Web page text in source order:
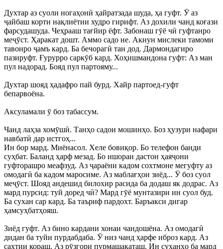
Духтар аз суоли ногаҳонӣ ҳайратзада шуда, ҳа гуфт. Ӯ аз
ҷайбаш корти нақлиётии худро гирифт. Аз дохили чанд коғази
фарсудашуда. Чеҳрааш тағйир ёфт. Забонаш гӯё чӣ гуфтанро
меҷӯст. Ҳаракат дошт. Аммо садо не. Акнун мислеки тамоми
тавонро ҷамъ кард. Ба бечорагӣ тан дод. Дармондагиро
пазируфт. Ғурурро саркӯб кард. Хоҳишмандона гуфт: Аз ман
пул надорад. Бояд пул партояму...
Духтар шояд ҳадафро пай бурд. Хайр партоед-гуфт
бепарвоёна.
Аксуламали ӯ боз табассум.
Чанд лаҳза хомӯшӣ. Танҳо садои мошинҳо. Боз ҳузури нафари
навбатӣ дар истгоҳ...
Ин бор мард. Миёнасол. Хеле бовиқор. Бо телефон банди
суҳбат. Баланд ҳарф мезад. Бо ишораи дастон ҳаяҷони
гуфторашро меафзуд. Аз ҷараёни кадом сохтмоне мегуфту аз
омодагӣ ба кадом маросиме. Аз маблағҳои зиёд... Ӯ боз суол
меҷӯст. Шояд андешид билохир расида ба додаш як додрас. Аз
мард пурсид: туй доред чӣ? Мард гӯё мунтазири ин суол буд.
Ба сухан сар кард. Ба таъриф пардохт. Баръакси дигар
ҳамсуҳбатҳояш.
Зиёд гуфт. Аз бино кардани хонаи чандошёна. Аз омодагӣ
дидан ба туйи пурдабдаба. Ӯ низ чанд ҳарфе иброз кард. Аз
сахтии кораш. Аз рӯзгори пурмашақаташ. Ин суханҳо ба мард